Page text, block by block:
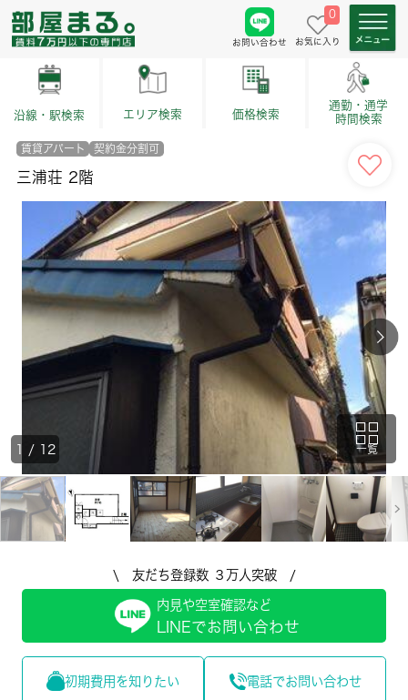
お問い合わせ
0
お気に入り
沿線・駅検索 エリア検索 価格検索
通勤・通学
時間検索
賃貸アパート 契約金分割可
三浦荘 2階
一覧
1 / 12
\ 友だち登録数 ３万人突破 /
内見や空室確認など
LINEでお問い合わせ
初期費用を知りたい 電話でお問い合わせ